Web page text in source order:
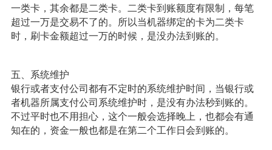
一类卡，其余都是二类卡。二类卡到账额度有限制，每笔
超过一万是交易不了的。所以当机器绑定的卡为二类卡
时，刷卡金额超过一万的时候，是没办法到账的。
五、系统维护
银行或者支付公司都有不定时的系统维护时间，当银行或
者机器所属支付公司系统维护时，是没有办法秒到账的。
不过平时也不用担心，这个一般会选择晚上，也都会有通
知在的，资金一般也都是在第二个工作日会到账的。